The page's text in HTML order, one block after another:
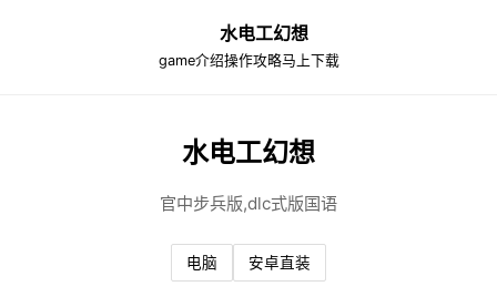
水电工幻想
game介绍操作攻略马上下载
水电工幻想
官中步兵版,dlc式版国语
电脑 安卓直装